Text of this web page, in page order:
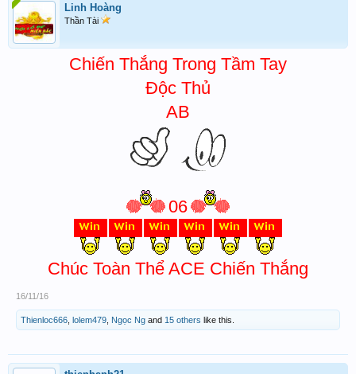
Linh Hoàng
Thần Tài
Chiến Thắng Trong Tầm Tay
Độc Thủ
AB
06
Chúc Toàn Thể ACE Chiến Thắng
16/11/16
Thienloc666 lolem479 Ngọc Ng and 15 others like this.